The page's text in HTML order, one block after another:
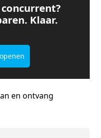
Klaar.
en ontvang